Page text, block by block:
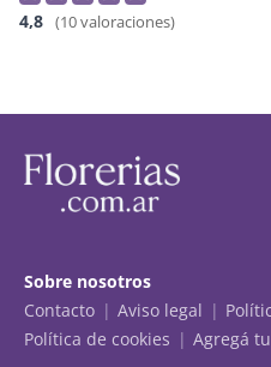
4,8 (10 valoraciones)
Sobre nosotros
Contacto
Aviso legal
Política de cookies
Agregá